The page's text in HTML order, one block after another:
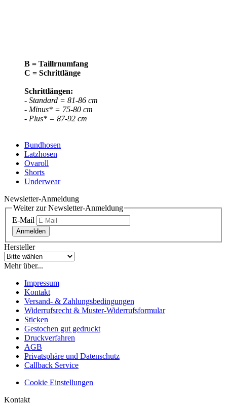
B = Taillrnumfang
C = Schrittlänge
Schrittlängen:
- Standard = 81-86 cm
- Minus* = 75-80 cm
- Plus* = 87-92 cm
Bundhosen
Latzhosen
Ovaroll
Shorts
Underwear
Newsletter-Anmeldung
Weiter zur Newsletter-Anmeldung
E-Mail
Anmelden
Hersteller
Mehr über...
Impressum
Kontakt
Versand- & Zahlungsbedingungen
Widerrufsrecht & Muster-Widerrufsformular
Sticken
Gestochen gut gedruckt
Druckverfahren
AGB
Privatsphäre und Datenschutz
Callback Service
Cookie Einstellungen
Kontakt